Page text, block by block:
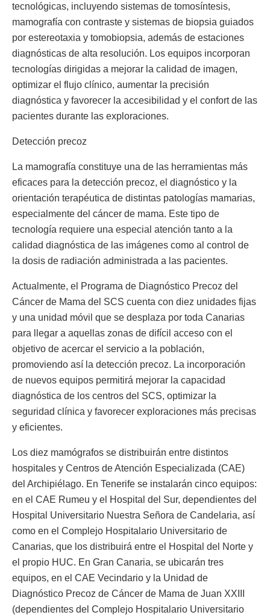
tecnológicas, incluyendo sistemas de tomosíntesis,
mamografía con contraste y sistemas de biopsia guiados
por estereotaxia y tomobiopsia, además de estaciones
diagnósticas de alta resolución. Los equipos incorporan
tecnologías dirigidas a mejorar la calidad de imagen,
optimizar el flujo clínico, aumentar la precisión
diagnóstica y favorecer la accesibilidad y el confort de las
pacientes durante las exploraciones.
Detección precoz
La mamografía constituye una de las herramientas más
eficaces para la detección precoz, el diagnóstico y la
orientación terapéutica de distintas patologías mamarias,
especialmente del cáncer de mama. Este tipo de
tecnología requiere una especial atención tanto a la
calidad diagnóstica de las imágenes como al control de
la dosis de radiación administrada a las pacientes.
Actualmente, el Programa de Diagnóstico Precoz del
Cáncer de Mama del SCS cuenta con diez unidades fijas
y una unidad móvil que se desplaza por toda Canarias
para llegar a aquellas zonas de difícil acceso con el
objetivo de acercar el servicio a la población,
promoviendo así la detección precoz. La incorporación
de nuevos equipos permitirá mejorar la capacidad
diagnóstica de los centros del SCS, optimizar la
seguridad clínica y favorecer exploraciones más precisas
y eficientes.
Los diez mamógrafos se distribuirán entre distintos
hospitales y Centros de Atención Especializada (CAE)
del Archipiélago. En Tenerife se instalarán cinco equipos:
en el CAE Rumeu y el Hospital del Sur, dependientes del
Hospital Universitario Nuestra Señora de Candelaria, así
como en el Complejo Hospitalario Universitario de
Canarias, que los distribuirá entre el Hospital del Norte y
el propio HUC. En Gran Canaria, se ubicarán tres
equipos, en el CAE Vecindario y la Unidad de
Diagnóstico Precoz de Cáncer de Mama de Juan XXIII
(dependientes del Complejo Hospitalario Universitario